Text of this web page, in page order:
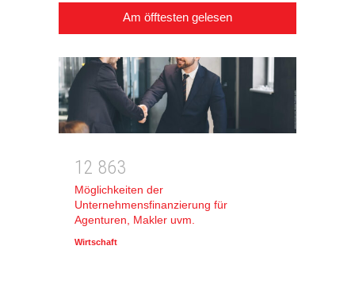
Am öfftesten gelesen
1 2 863
Möglichkeiten der
Unternehmensfinanzierung für
Agenturen, Makler uvm.
Wirtschaft